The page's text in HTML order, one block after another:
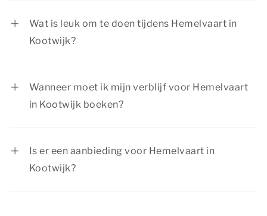
Wat is leuk om te doen tijdens Hemelvaart in
Kootwijk?
Wanneer moet ik mijn verblijf voor Hemelvaart
in Kootwijk boeken?
Is er een aanbieding voor Hemelvaart in
Kootwijk?